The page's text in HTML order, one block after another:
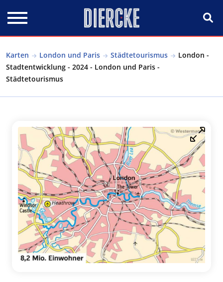
Karten London und Paris Städtetourismus
London -
Stadtentwicklung - 2024 - London und Paris -
Städtetourismus